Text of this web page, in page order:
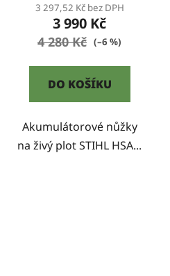
3 297,52 Kč bez DPH
3 990 Kč
4 280 Kč (–6 %)
DO KOŠÍKU
Akumulátorové nůžky
na živý plot STIHL HSA...